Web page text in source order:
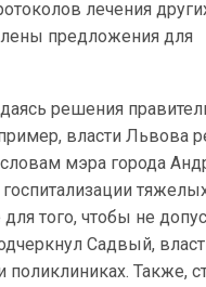
лечения
предложения для
решения
власти Львова
мэра города
того, чтобы не
Садвый,
Также,